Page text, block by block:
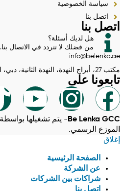
سياسة الخصوصية
اتصل بنا
اتصل بنا
هل لديك أسئلة؟
من فضلك لا تتردد في الاتصال بنا.
info@belenka.ae
مكتب 27، أبراج النهدة، النهدة الثانية، دبي، الإمارات العربية المتحدة
تابعونا على
Be Lenka GCC
الموزع الرسمي.
إغلاق
الصفحة الرئيسية
عن الشركة
شراكات بين الشركات